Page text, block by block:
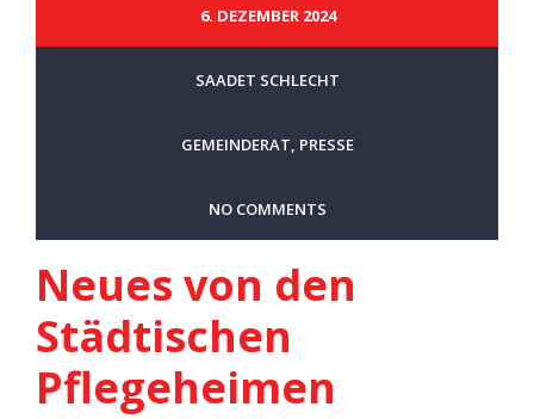
6. DEZEMBER 2024
SAADET SCHLECHT
GEMEINDERAT, PRESSE
NO COMMENTS
Neues von den
Städtischen
Pflegeheimen